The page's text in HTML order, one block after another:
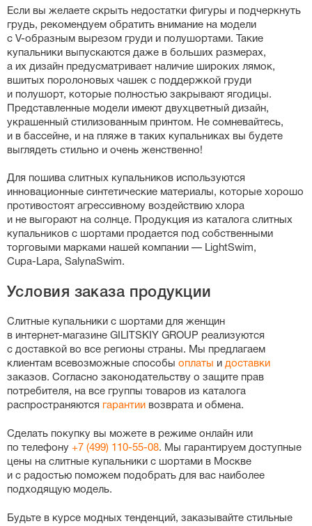
Если вы желаете скрыть недостатки фигуры и подчеркнуть
грудь, рекомендуем обратить внимание на модели
с V-образным вырезом груди и полушортами. Такие
купальники выпускаются даже в больших размерах,
а их дизайн предусматривает наличие широких лямок,
вшитых поролоновых чашек с поддержкой груди
и полушорт, которые полностью закрывают ягодицы.
Представленные модели имеют двухцветный дизайн,
украшенный стилизованным принтом. Не сомневайтесь,
и в бассейне, и на пляже в таких купальниках вы будете
выглядеть стильно и очень женственно!
Для пошива слитных купальников используются
инновационные синтетические материалы, которые хорошо
противостоят агрессивному воздействию хлора
и не выгорают на солнце. Продукция из каталога слитных
купальников с шортами продается под собственными
торговыми марками нашей компании — LightSwim,
Cupa-Lapa, SalynaSwim.
Условия заказа продукции
Слитные купальники с шортами для женщин
в интернет-магазине GILITSKIY GROUP реализуются
с доставкой во все регионы страны. Мы предлагаем
клиентам всевозможные способы оплаты и доставки
заказов. Согласно законодательству о защите прав
потребителя, на все группы товаров из каталога
распространяются гарантии возврата и обмена.
Сделать покупку вы можете в режиме онлайн или
по телефону +7 (499) 110-55-08. Мы гарантируем доступные
цены на слитные купальники с шортами в Москве
и с радостью поможем подобрать для вас наиболее
подходящую модель.
Будьте в курсе модных тенденций, заказывайте стильные